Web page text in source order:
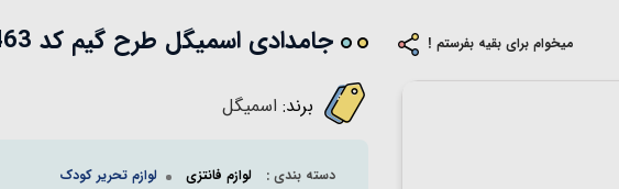
میخوام برای بقیه بفرستم ! جامدادی اسمیگل طرح گیم کد 74463
برند: اسمیگل
دسته بندی : لوازم فانتزی لوازم تحریر کودک